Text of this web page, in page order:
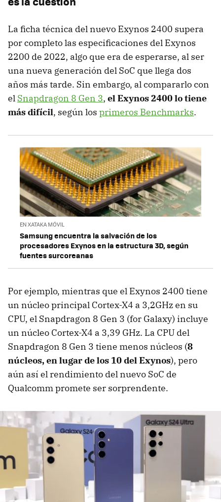
La ficha técnica del nuevo Exynos 2400 supera
por completo las especificaciones del Exynos
2200 de 2022, algo que era de esperarse, al ser
una nueva generación del SoC que llega dos
años más tarde. Sin embargo, al compararlo con
el Snapdragon 8 Gen 3, el Exynos 2400 lo tiene
más difícil, según los primeros Benchmarks.
EN XATAKA MÓVIL
Samsung encuentra la salvación de los
procesadores Exynos en la estructura 3D, según
fuentes surcoreanas
Por ejemplo, mientras que el Exynos 2400 tiene
un núcleo principal Cortex-X4 a 3,2GHz en su
CPU, el Snapdragon 8 Gen 3 (for Galaxy) incluye
un núcleo Cortex-X4 a 3,39 GHz. La CPU del
Snapdragon 8 Gen 3 tiene menos núcleos (8
núcleos, en lugar de los 10 del Exynos), pero
aún así el rendimiento del nuevo SoC de
Qualcomm promete ser sorprendente.